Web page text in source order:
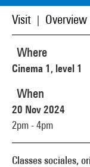
Visit Overview
Classes sociales,
Where
Cinema 1, level 1
When
20 Nov 2024
2pm - 4pm